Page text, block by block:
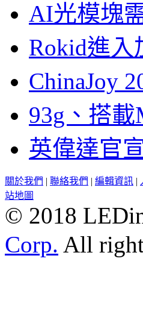
AI光模塊
Rokid進入
ChinaJoy
93g、搭
英偉達官
關於我們 | 聯絡我們 | 編輯資訊 |
站地圖
© 2018
Corp. All